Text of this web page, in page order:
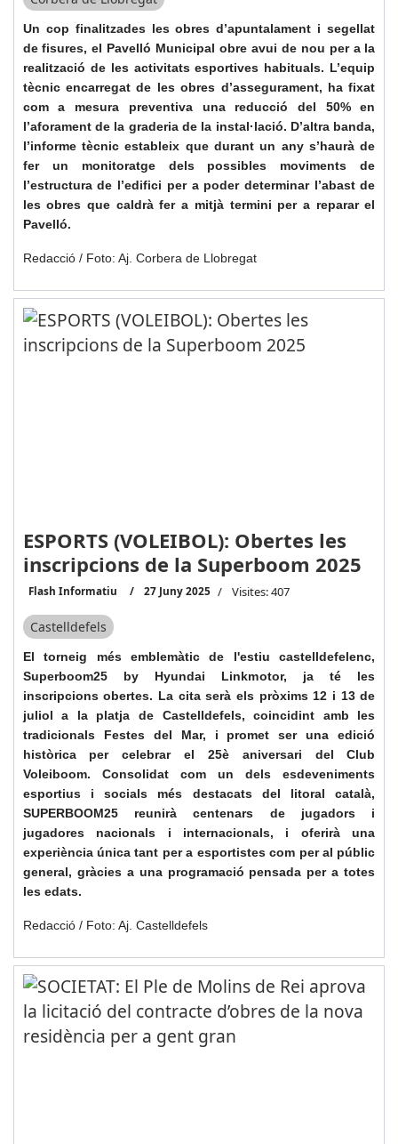
Un cop finalitzades les obres d’apuntalament i segellat
de fisures, el Pavelló Municipal obre avui de nou per a la
realització de les activitats esportives habituals. L’equip
tècnic encarregat de les obres d’assegurament, ha fixat
com a mesura preventiva una reducció del 50% en
l’aforament de la graderia de la instal·lació. D’altra banda,
l’informe tècnic estableix que durant un any s’haurà de
fer un monitoratge dels possibles moviments de
l’estructura de l’edifici per a poder determinar l’abast de
les obres que caldrà fer a mitjà termini per a reparar el
Pavelló.
Redacció / Foto: Aj. Corbera de Llobregat
ESPORTS (VOLEIBOL): Obertes les
inscripcions de la Superboom 2025
Flash Informatiu 27 Juny 2025 Visites: 407
Castelldefels
El torneig més emblemàtic de l'estiu castelldefelenc,
Superboom25 by Hyundai Linkmotor, ja té les
inscripcions obertes. La cita serà els pròxims 12 i 13 de
juliol a la platja de Castelldefels, coincidint amb les
tradicionals Festes del Mar, i promet ser una edició
històrica per celebrar el 25è aniversari del Club
Voleiboom. Consolidat com un dels esdeveniments
esportius i socials més destacats del litoral català,
SUPERBOOM25 reunirà centenars de jugadors i
jugadores nacionals i internacionals, i oferirà una
experiència única tant per a esportistes com per al públic
general, gràcies a una programació pensada per a totes
les edats.
Redacció / Foto: Aj. Castelldefels